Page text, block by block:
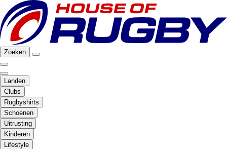
Zoeken
Landen
Clubs
Rugbyshirts
Schoenen
Uitrusting
Kinderen
Lifestyle